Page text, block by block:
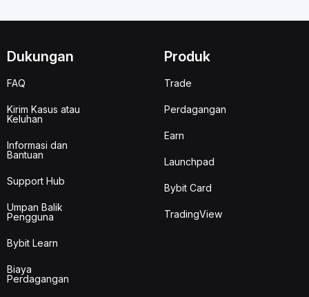
Dukungan
FAQ
Kirim Kasus atau
Keluhan
Informasi dan
Bantuan
Support Hub
Umpan Balik
Pengguna
Bybit Learn
Biaya
Perdagangan
Produk
Trade
Perdagangan
Earn
Launchpad
Bybit Card
TradingView